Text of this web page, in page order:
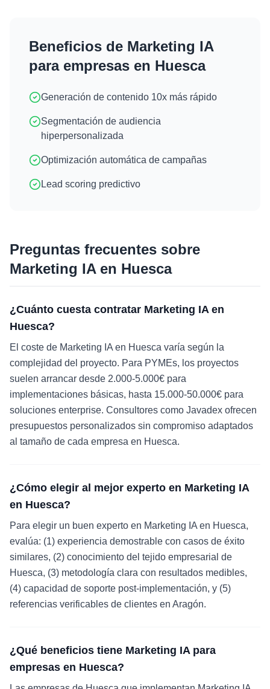
Beneficios de Marketing IA
para empresas en Huesca
Generación de contenido 10x más rápido
Segmentación de audiencia
hiperpersonalizada
Optimización automática de campañas
Lead scoring predictivo
Preguntas frecuentes sobre
Marketing IAen Huesca
¿Cuánto cuesta contratar Marketing IA en
Huesca?
El coste de Marketing IA en Huesca varía según la
complejidad del proyecto. Para PYMEs, los proyectos
suelen arrancar desde 2.000-5.000€ para
implementaciones básicas, hasta 15.000-50.000€ para
soluciones enterprise. Consultores como Javadex ofrecen
presupuestos personalizados sin compromiso adaptados
al tamaño de cada empresa en Huesca.
¿Cómo elegir al mejor experto en Marketing IA
en Huesca?
Para elegir un buen experto en Marketing IA en Huesca,
evalúa: (1) experiencia demostrable con casos de éxito
similares, (2) conocimiento del tejido empresarial de
Huesca, (3) metodología clara con resultados medibles,
(4) capacidad de soporte post-implementación, y (5)
referencias verificables de clientes en Aragón.
¿Qué beneficios tiene Marketing IA para
empresas en Huesca?